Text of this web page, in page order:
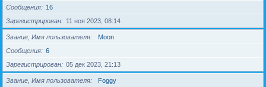
Сообщения
16
Зарегистрирован
11 ноя 2023, 08:14
Звание, Имя пользователя
Moon
Сообщения
6
Зарегистрирован
05 дек 2023, 21:13
Звание, Имя пользователя
Foggy